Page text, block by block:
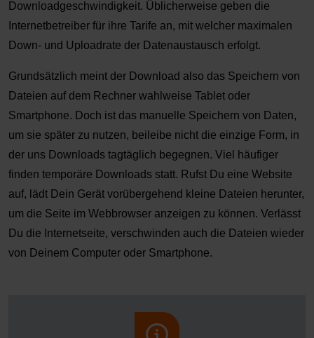
Downloadgeschwindigkeit. Üblicherweise geben die
Internetbetreiber für ihre Tarife an, mit welcher maximalen
Down- und Uploadrate der Datenaustausch erfolgt.
Grundsätzlich meint der Download also das Speichern von
Dateien auf dem Rechner wahlweise Tablet oder
Smartphone. Doch ist das manuelle Speichern von Daten,
um sie später zu nutzen, beileibe nicht die einzige Form, in
der uns Downloads tagtäglich begegnen. Viel häufiger
finden temporäre Downloads statt. Rufst Du eine Website
auf, lädt Dein Gerät vorübergehend kleine Dateien herunter,
um die Seite im Webbrowser anzeigen zu können. Verlässt
Du die Internetseite, verschwinden auch die Dateien wieder
von Deinem Computer oder Smartphone.